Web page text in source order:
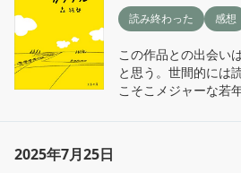
読み終わった
感想
この作品との出会い
と思う。世間的には
こそこメジャーな若
2025年7月25日